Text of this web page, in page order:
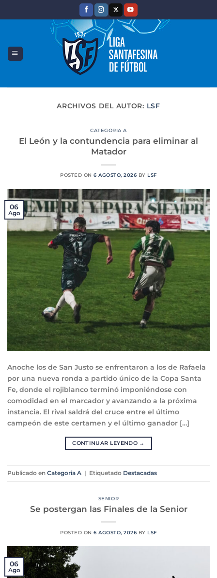
ARCHIVOS DEL AUTOR: LSF
CATEGORIA A
El León y la contundencia para eliminar al
Matador
POSTED ON6 AGOSTO, 2026 BY LSF
06
Ago
Anoche los de San Justo se enfrentaron a los de Rafaela
por una nueva ronda a partido único de la Copa Santa
Fe, donde el rojiblanco terminó imponiéndose con
comodidad en el marcador y avanzando a la próxima
instancia. El rival saldrá del cruce entre el último
campeón de este certamen y el último ganador […]
CONTINUAR LEYENDO →
Publicado en Categoria A Etiquetado Destacadas
SENIOR
Se postergan las Finales de la Senior
POSTED ON6 AGOSTO, 2026 BY LSF
06
Ago